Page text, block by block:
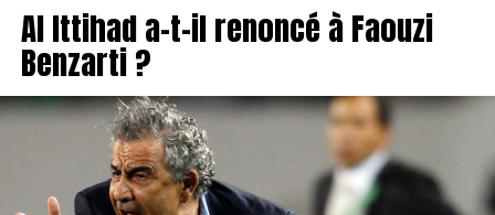
Al Ittihad a-t-il renoncé à Faouzi
Benzarti ?